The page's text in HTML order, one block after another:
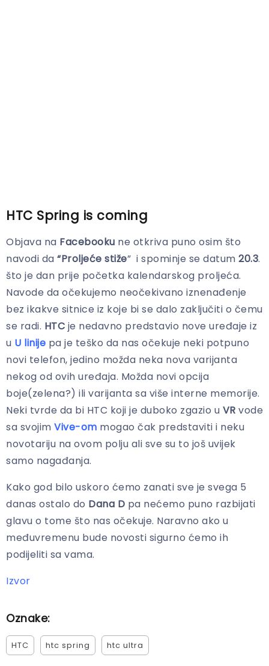
HTC Spring is coming
Objava na Facebooku ne otkriva puno osim što
navodi da “Proljeće stiže” i spominje se datum 20.3.
što je dan prije početka kalendarskog proljeća.
Navode da očekujemo neočekivano iznenađenje
bez ikakve sitnice iz koje bi se dalo zaključiti o čemu
se radi. HTC je nedavno predstavio nove uređaje iz
u U linije pa je teško da nas očekuje neki potpuno
novi telefon, jedino možda neka nova varijanta
nekog od ovih uređaja. Možda novi opcija
boje(zelena?) ili varijanta sa više interne memorije.
Neki tvrde da bi HTC koji je duboko zgazio u VR vode
sa svojim Vive-om mogao čak predstaviti i neku
novotariju na ovom polju ali sve su to još uvijek
samo nagađanja.
Kako god bilo uskoro ćemo zanati sve je svega 5
danas ostalo do Dana D pa nećemo puno razbijati
glavu o tome što nas očekuje. Naravno ako u
međuvremenu bude novosti sigurno ćemo ih
podijeliti sa vama.
Izvor
Oznake:
HTC htc spring htc ultra